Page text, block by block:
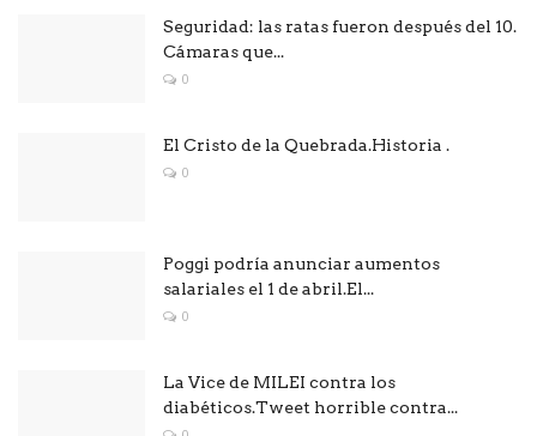
Seguridad: las ratas fueron después del 10.
Cámaras que...
0
El Cristo de la Quebrada.Historia .
0
Poggi podría anunciar aumentos
salariales el 1 de abril.El...
0
La Vice de MILEI contra los
diabéticos.Tweet horrible contra...